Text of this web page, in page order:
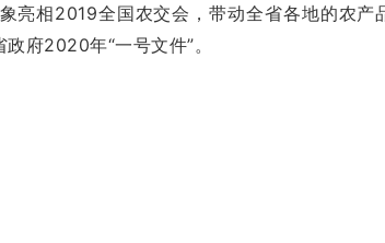
亮相2019全国农交会，带动全省各地的农
府2020年“一号文件”。